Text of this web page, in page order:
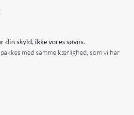
din skyld, ikke vores søvns.
med samme kærlighed, som vi har